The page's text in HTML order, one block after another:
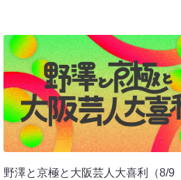
野澤と京極と大阪芸人大喜利（8/9